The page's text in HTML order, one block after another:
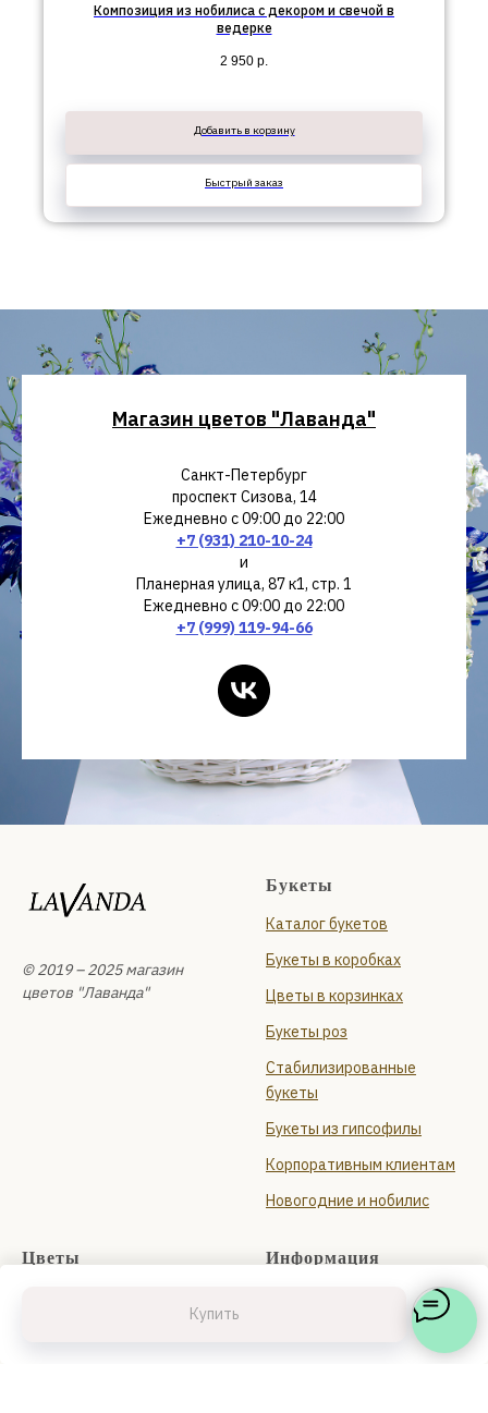
Купить
Композиция из нобилиса с декором и свечой в
ведерке
2 950 р.
Добавить в корзину
Быстрый заказ
Магазин цветов "Лаванда"
Санкт-Петербург
проспект Сизова, 14
Ежедневно с 09:00 до 22:00
+7 (931) 210-10-24
и
Планерная улица, 87 к1, стр. 1
Ежедневно с 09:00 до 22:00
+7 (999) 119-94-66
© 2019 – 2025 магазин
цветов "Лаванда"
Букеты
Каталог букетов
Букеты в коробках
Цветы в корзинках
Букеты роз
Стабилизированные
букеты
Букеты из гипсофилы
Корпоративным клиентам
Новогодние и нобилис
Цветы Информация